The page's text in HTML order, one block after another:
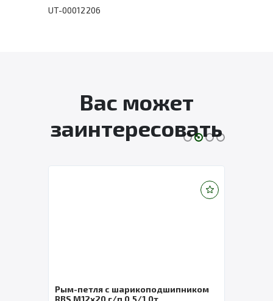
UT-00012206
Вас может
заинтересовать
Рым-петля с шарикоподшипником
RBS М12х20 г/п 0,5/1,0т